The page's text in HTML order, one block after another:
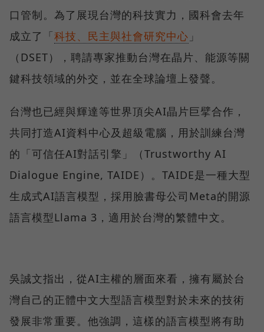
口管制。為了展現台灣的科技實力，國科會去年
成立了「科技、民主與社會研究中心 」
（DSET），聘請專家推動台灣在晶片、能源等關
鍵科技領域的外交，並在全球論壇上發聲。
台灣也已經與輝達等世界頂尖AI晶片巨擘合作，
共同打造AI資料中心及超級電腦，用於訓練台灣
的「可信任AI對話引擎」（Trustworthy AI
Dialogue Engine, TAIDE）。TAIDE是一種大型
生成式AI語言模型，採用臉書母公司Meta的開源
語言模型Llama 3，適用於台灣的繁體中文。
吳誠文指出，從AI主權的層面來看，擁有屬於台
灣自己的正體中文大型語言模型對於未來的技術
發展非常重要。他強調，這樣的語言模型將有助